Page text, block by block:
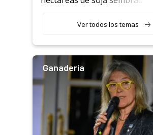
variedades que marcan un
salto tecnológico en genética y
Ver todos los temas
Ganadería